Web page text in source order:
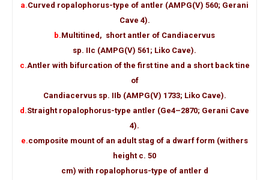
a.Curved ropalophorus-type of antler (AMPG(V) 560; Gerani
Cave 4).
b.Multitined, short antler of Candiacervus
sp. IIc (AMPG(V) 561; Liko Cave).
c.Antler with bifurcation of the first tine and a short back tine
of
Candiacervus sp. IIb (AMPG(V) 1733; Liko Cave).
d.Straight ropalophorus-type antler (Ge4–2870; Gerani Cave
4).
e.composite mount of an adult stag of a dwarf form (withers
height c. 50
cm) with ropalophorus-type of antler d